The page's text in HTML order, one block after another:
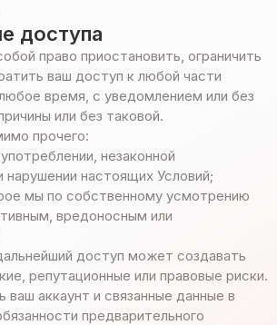
доступа
право приостановить, ограничить
ваш доступ к любой части
время, с уведомлением или без
или без таковой.
прочего:
незаконной
нарушении настоящих Условий;
мы по собственному усмотрению
вредоносным или
доступ может создавать
репутационные или правовые риски.
аккаунт и связанные данные в
предварительного